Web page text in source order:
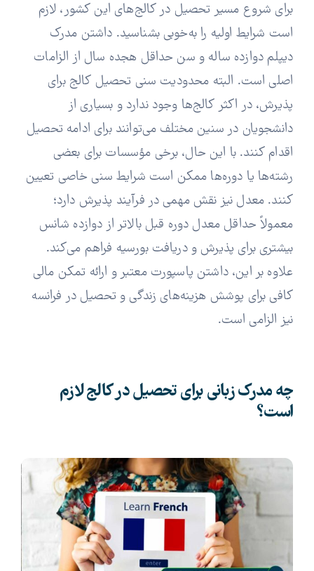
برای شروع مسیر تحصیل در کالج‌های این کشور، لازم
است شرایط اولیه را به‌خوبی بشناسید. داشتن مدرک
دیپلم دوازده ساله و سن حداقل هجده سال از الزامات
اصلی است. البته محدودیت سنی تحصیل کالج برای
پذیرش، در اکثر کالج‌ها وجود ندارد و بسیاری از
دانشجویان در سنین مختلف می‌توانند برای ادامه تحصیل
اقدام کنند. با این حال، برخی مؤسسات برای بعضی
رشته‌ها یا دوره‌ها ممکن است شرایط سنی خاصی تعیین
کنند. معدل نیز نقش مهمی در فرآیند پذیرش دارد؛
معمولاً حداقل معدل دوره قبل بالاتر از دوازده شانس
بیشتری برای پذیرش و دریافت بورسیه فراهم می‌کند.
علاوه بر این، داشتن پاسپورت معتبر و ارائه تمکن مالی
کافی برای پوشش هزینه‌های زندگی و تحصیل در فرانسه
نیز الزامی است.
چه مدرک زبانی برای تحصیل در کالج لازم
است؟